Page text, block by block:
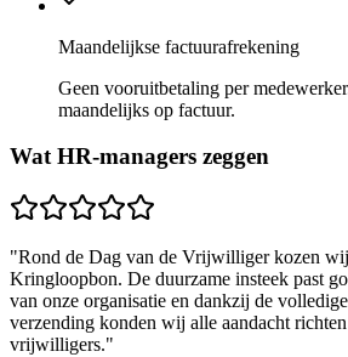
Maandelijkse factuurafrekening
Geen vooruitbetaling per
maandelijks op factuur.
Wat HR-managers zeggen
"Rond de Dag van de Vrijwilliger kozen
Kringloopbon. De duurzame insteek past
van onze organisatie en dankzij de
verzending konden wij alle aandacht
vrijwilligers."